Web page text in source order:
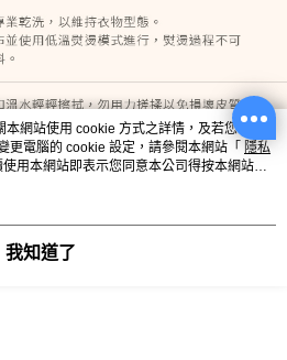
網站使用 cookie 方式之詳情，及若您不希
更電腦的 cookie 設定，請參閱本網站「 隱私
用本網站即表示您同意本公司得按本網站使
我知道了